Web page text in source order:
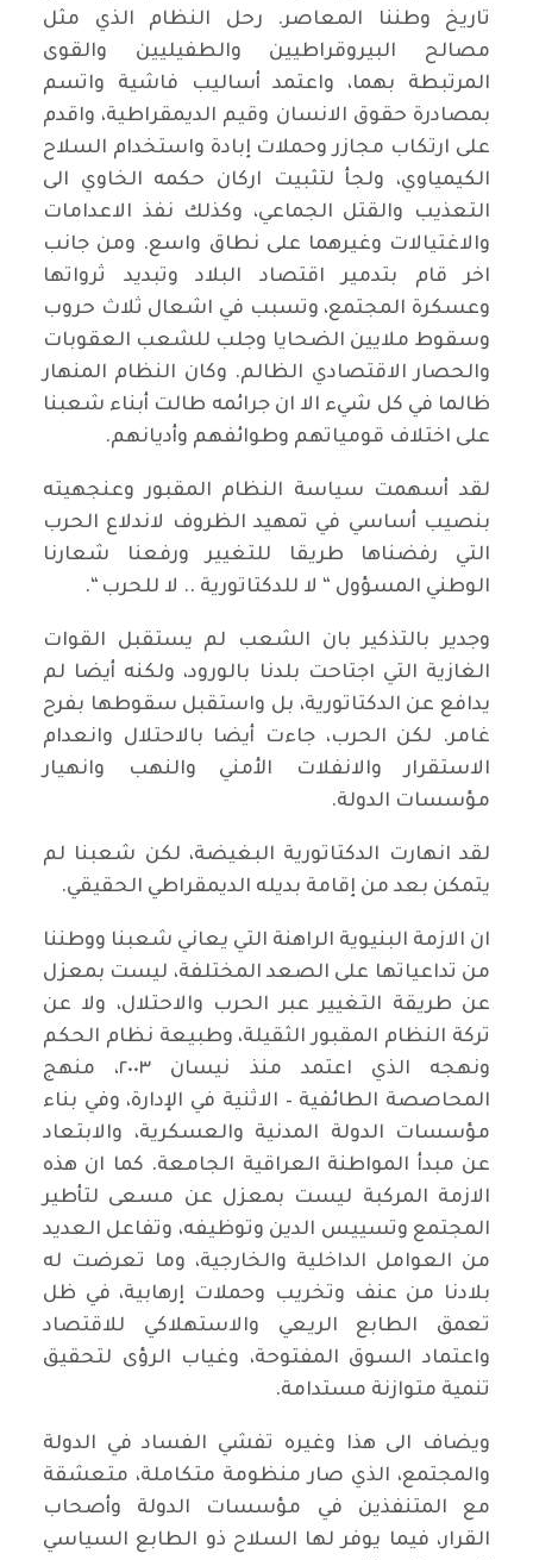
تاريخ وطننا المعاصر. رحل النظام الذي مثل
مصالح البيروقراطيين والطفيليين والقوى
المرتبطة بهما، واعتمد أساليب فاشية واتسم
بمصادرة حقوق الانسان وقيم الديمقراطية، واقدم
على ارتكاب مجازر وحملات إبادة واستخدام السلاح
الكيمياوي، ولجأ لتثبيت اركان حكمه الخاوي الى
التعذيب والقتل الجماعي، وكذلك نفذ الاعدامات
والاغتيالات وغيرهما على نطاق واسع. ومن جانب
اخر قام بتدمير اقتصاد البلاد وتبديد ثرواتها
وعسكرة المجتمع، وتسبب في اشعال ثلاث حروب
وسقوط ملايين الضحايا وجلب للشعب العقوبات
والحصار الاقتصادي الظالم. وكان النظام المنهار
ظالما في كل شيء الا ان جرائمه طالت أبناء شعبنا
على اختلاف قومياتهم وطوائفهم وأديانهم.
لقد أسهمت سياسة النظام المقبور وعنجهيته
بنصيب أساسي في تمهيد الظروف لاندلاع الحرب
التي رفضناها طريقا للتغيير ورفعنا شعارنا
الوطني المسؤول “ لا للدكتاتورية .. لا للحرب “.
وجدير بالتذكير بان الشعب لم يستقبل القوات
الغازية التي اجتاحت بلدنا بالورود، ولكنه أيضا لم
يدافع عن الدكتاتورية، بل واستقبل سقوطها بفرح
غامر. لكن الحرب، جاءت أيضا بالاحتلال وانعدام
الاستقرار والانفلات الأمني والنهب وانهيار
مؤسسات الدولة.
لقد انهارت الدكتاتورية البغيضة، لكن شعبنا لم
يتمكن بعد من إقامة بديله الديمقراطي الحقيقي.
ان الازمة البنيوية الراهنة التي يعاني شعبنا ووطننا
من تداعياتها على الصعد المختلفة، ليست بمعزل
عن طريقة التغيير عبر الحرب والاحتلال، ولا عن
تركة النظام المقبور الثقيلة، وطبيعة نظام الحكم
ونهجه الذي اعتمد منذ نيسان ٢٠٠٣، منهج
المحاصصة الطائفية – الاثنية في الإدارة، وفي بناء
مؤسسات الدولة المدنية والعسكرية، والابتعاد
عن مبدأ المواطنة العراقية الجامعة. كما ان هذه
الازمة المركبة ليست بمعزل عن مسعى لتأطير
المجتمع وتسييس الدين وتوظيفه، وتفاعل العديد
من العوامل الداخلية والخارجية، وما تعرضت له
بلادنا من عنف وتخريب وحملات إرهابية، في ظل
تعمق الطابع الريعي والاستهلاكي للاقتصاد
واعتماد السوق المفتوحة، وغياب الرؤى لتحقيق
تنمية متوازنة مستدامة.
ويضاف الى هذا وغيره تفشي الفساد في الدولة
والمجتمع، الذي صار منظومة متكاملة، متعشقة
مع المتنفذين في مؤسسات الدولة وأصحاب
القرار، فيما يوفر لها السلاح ذو الطابع السياسي